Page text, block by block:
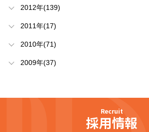
2012年(139)
2011年(17)
2010年(71)
2009年(37)
Recruit
採用情報